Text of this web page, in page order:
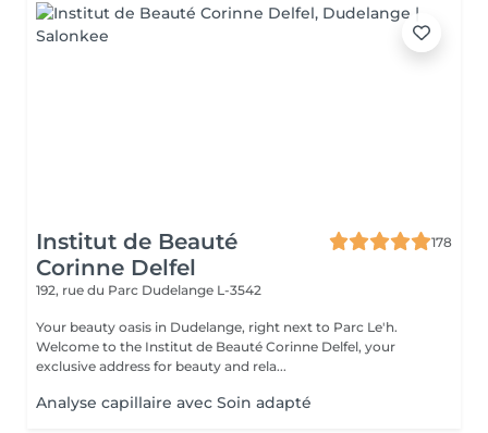
Institut de Beauté
Corinne Delfel
178
192, rue du Parc Dudelange L-3542
Your beauty oasis in Dudelange, right next to Parc Le'h.
Welcome to the Institut de Beauté Corinne Delfel, your
exclusive address for beauty and rela...
Analyse capillaire avec Soin adapté